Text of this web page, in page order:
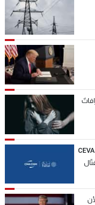
مجموعة CMA CGM عبر شركتها التابعة CEVA